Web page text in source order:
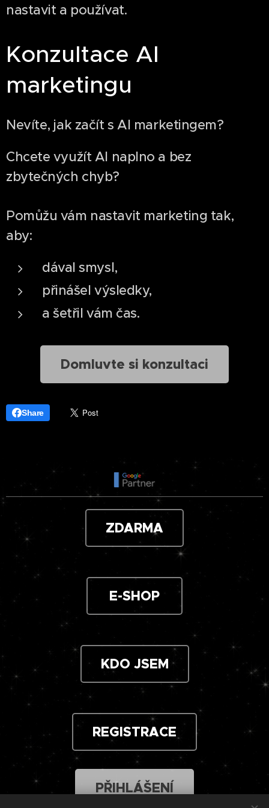
nastavit a používat.
Konzultace AI
marketingu
Nevíte, jak začít s AI marketingem?
Chcete využít AI naplno a bez
zbytečných chyb?
Pomůžu vám nastavit marketing tak,
aby:
dával smysl,
přinášel výsledky,
a šetřil vám čas.
Domluvte si konzultaci
Share
ZDARMA
E-SHOP
KDO JSEM
REGISTRACE
PŘIHLÁŠENÍ